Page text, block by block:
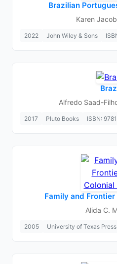
Brazilian
Karen
2022 John Wiley & Sons
Alfredo Saad-
2017 Pluto Books ISBN:
Family and
Alida C.
2005 University of Texas Press